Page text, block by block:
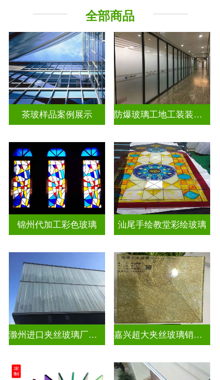
工程玻璃
全部商品
茶玻样品案例展示 防爆玻璃工地工装装饰玻璃
锦州代加工彩色玻璃 汕尾手绘教堂彩绘玻璃
滁州进口夹丝玻璃厂电话 嘉兴超大夹丝玻璃销售公司